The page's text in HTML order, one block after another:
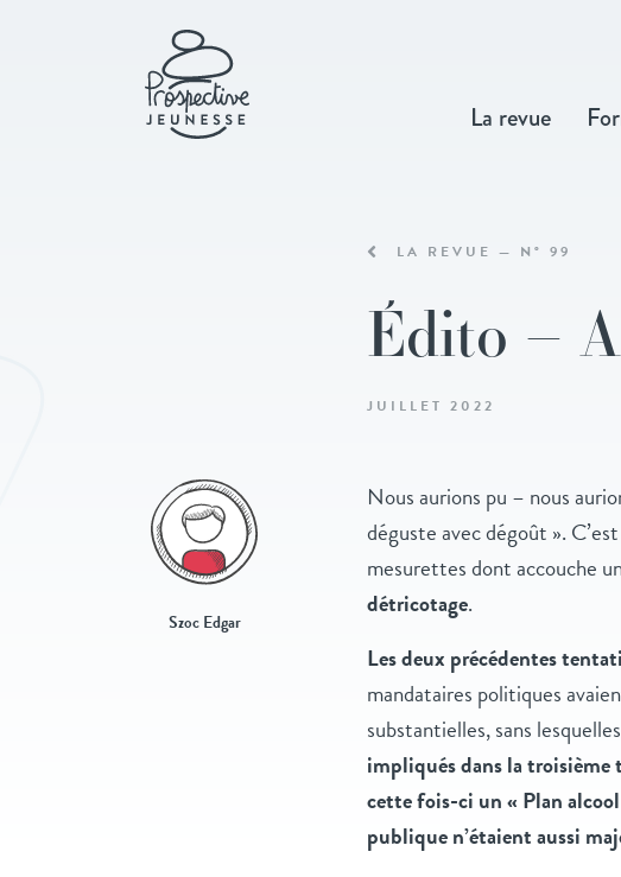
La revue
LA REVUE — N° 99
Édito –
JUILLET 2022
Szoc Edgar
Nous aurions pu – nous
déguste avec dégoût ».
mesurettes dont accouche
détricotage.
Les deux précédentes
mandataires politiques
substantielles, sans
impliqués dans la troisième
cette fois-ci un « Plan
publique n’étaient aussi